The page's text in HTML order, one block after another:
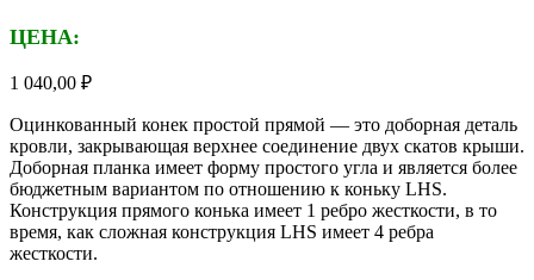
ЦЕНА:
1 040,00 ₽
Оцинкованный конек простой прямой — это доборная деталь
кровли, закрывающая верхнее соединение двух скатов крыши.
Доборная планка имеет форму простого угла и является более
бюджетным вариантом по отношению к коньку LHS.
Конструкция прямого конька имеет 1 ребро жесткости, в то
время, как сложная конструкция LHS имеет 4 ребра
жесткости.